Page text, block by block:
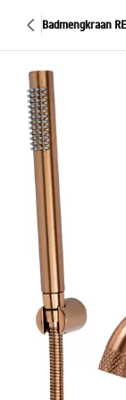
Badmengkraan